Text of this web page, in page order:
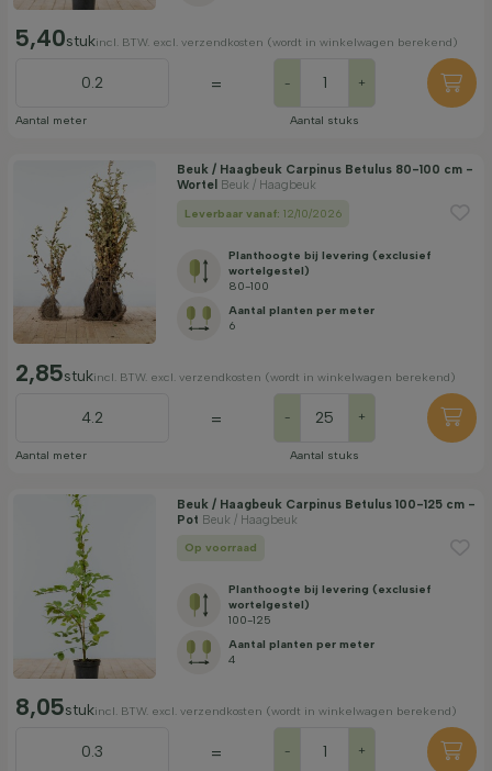
Groeiwijze
Filter toepassen
5,40stukincl. BTW. excl. verzendkosten (wordt in winkelwagen berekend)
Aantal meter
= - +
Aantal stuks
Beuk / Haagbeuk Carpinus Betulus 80-100 cm -
Wortel Beuk / Haagbeuk
Leverbaar vanaf: 12/10/2026
Planthoogte bij levering (exclusief
wortelgestel)
80-100
Aantal planten per meter
6
2,85stukincl. BTW. excl. verzendkosten (wordt in winkelwagen berekend)
Aantal meter
= - +
Aantal stuks
Beuk / Haagbeuk Carpinus Betulus 100-125 cm -
Pot Beuk / Haagbeuk
Op voorraad
Planthoogte bij levering (exclusief
wortelgestel)
100-125
Aantal planten per meter
4
8,05stukincl. BTW. excl. verzendkosten (wordt in winkelwagen berekend)
= - +